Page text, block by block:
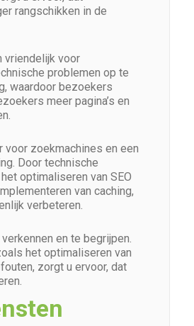
rangschikken in de
vriendelijk voor
problemen op te
waardoor bezoekers
meer pagina’s en
zoekmachines en een
Door technische
optimaliseren van SEO
van caching,
verbeteren.
en te begrijpen.
het optimaliseren van
zorgt u ervoor, dat